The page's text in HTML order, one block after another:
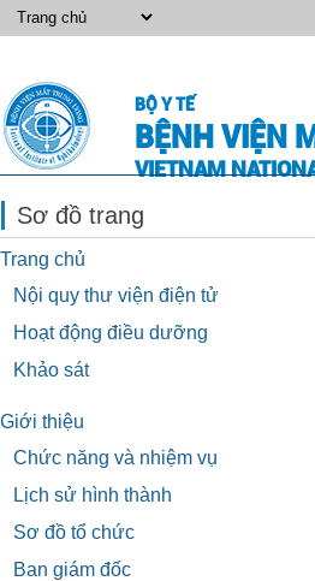
BỘ Y TẾ
BỆNH VIỆN
VIETNAM
Sơ đồ trang
Trang chủ
Nội quy thư viện điện tử
Hoạt động điều dưỡng
Khảo sát
Giới thiệu
Chức năng và nhiệm vụ
Lịch sử hình thành
Sơ đồ tổ chức
Ban giám đốc